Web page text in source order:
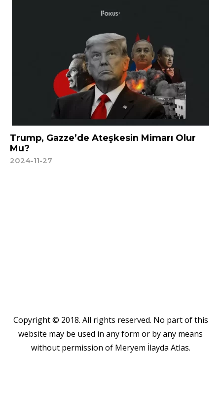
Trump, Gazze’de Ateşkesin Mimarı Olur
Mu?
2024-11-27
Copyright © 2018. All rights reserved. No part of this
website may be used in any form or by any means
without permission of Meryem İlayda Atlas.